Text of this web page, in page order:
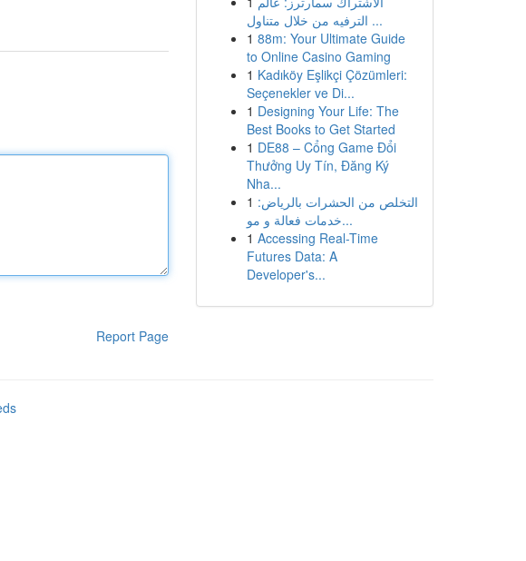
Report Page
الترفيه من خلال متناول ...
1 88m: Your Ultimate Guide
to Online Casino Gaming
1 Kadıköy Eşlikçi Çözümleri:
Seçenekler ve Di...
1 Designing Your Life: The
Best Books to Get Started
1 DE88 – Cổng Game Đổi
Thưởng Uy Tín, Đăng Ký
Nha...
1 التخلص من الحشرات بالرياض:
خدمات فعالة و مو...
1 Accessing Real-Time
Futures Data: A
Developer's...